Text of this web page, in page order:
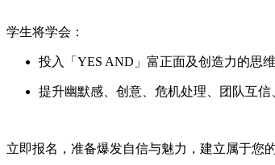
学生将学会：
投入「 YES AND 」富正面及创造力的思维
提升幽默感、创意、危机处理、团队互
立即报名，准备爆发自信与魅力，建立属于您